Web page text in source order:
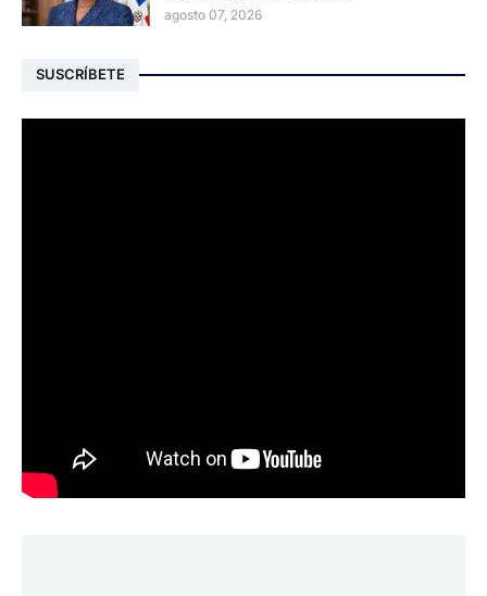
agosto 07, 2026
SUSCRÍBETE